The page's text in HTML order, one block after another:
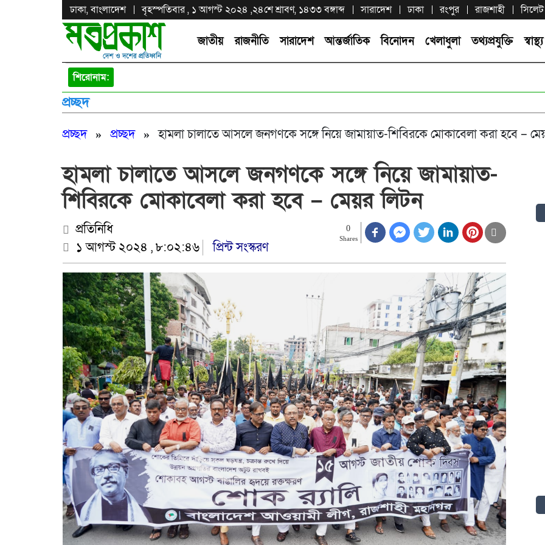
ঢাকা, বাংলাদেশ বৃহস্পতিবার , ১ আগস্ট ২০২৪ ,২৪শে শ্রাবণ, ১৪৩৩ বঙ্গাব্দ সারাদেশ ঢাকা রংপুর রাজশাহী সিলেট
জাতীয় রাজনীতি সারাদেশ আন্তর্জাতিক বিনোদন খেলাধুলা তথ্যপ্রযুক্তি স্বাস্থ্য
শিরোনাম:
প্রচ্ছদ
প্রচ্ছদ» প্রচ্ছদ»হামলা চালাতে আসলে জনগণকে সঙ্গে নিয়ে জামায়াত-শিবিরকে মোকাবেলা করা হবে –
হামলা চালাতে আসলে জনগণকে সঙ্গে নিয়ে জামায়াত-
শিবিরকে মোকাবেলা করা হবে – মেয়র লিটন
প্রতিনিধি
১ আগস্ট ২০২৪ , ৮:০২:৪৬
প্রিন্ট সংস্করণ
0
Shares